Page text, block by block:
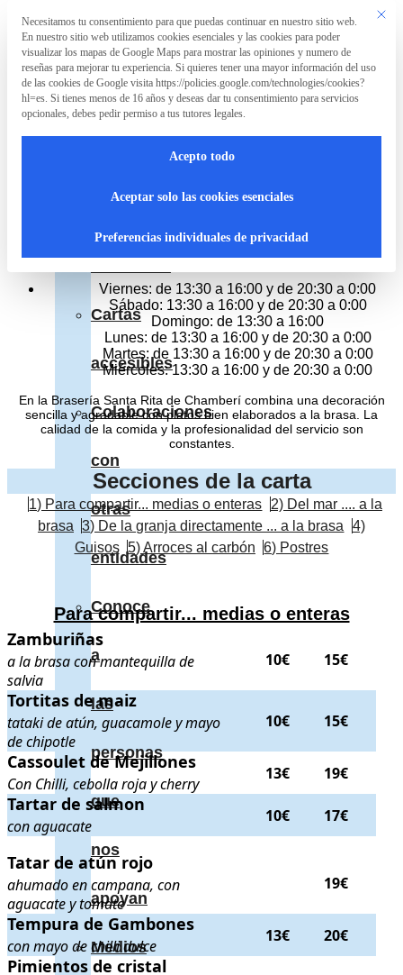
Saltar al contenido principal Saltar al pie de página
La
Asociación
La
Cartas
accesibles
Colaboraciones
con
otras
entidades
Conoce
a
las
personas
que
nos
apoyan
Medios
Brasería Santa Rita
Parrilla
Calle De Sta. Feliciana 16, Madrid
Teléfono 912 220 131
Cerrado
Horario del resto de dias
Viernes: de 13:30 a 16:00 y de 20:30 a 0:00
Sábado: 13:30 a 16:00 y de 20:30 a 0:00
Domingo: de 13:30 a 16:00
Lunes: de 13:30 a 16:00 y de 20:30 a 0:00
Martes: de 13:30 a 16:00 y de 20:30 a 0:00
Miércoles: 13:30 a 16:00 y de 20:30 a 0:00
En la Brasería Santa Rita de Chamberí combina una decoración
sencilla y agradable con platos bien elaborados a la brasa. La
calidad de la comida y la profesionalidad del servicio son
constantes.
Secciones de la carta
1) Para compartir... medias o enteras
2) Del mar .... a la
brasa
3) De la granja directamente ... a la brasa
4)
Guisos 5) Arroces al carbón 6) Postres
Para compartir... medias o enteras
Zamburiñas . a la brasa con mantequilla de salvia
Zamburiñas
a la brasa con mantequilla de
salvia
10€ 15€
Tortitas de maiz . tataki de atún, guacamole y mayo de chipotle
Tortitas de maiz
tataki de atún, guacamole y mayo
de chipotle
10€ 15€
Cassoulet de Mejillones . Con Chilli, cebolla roja y cherry
Cassoulet de Mejillones
Con Chilli, cebolla roja y cherry
13€ 19€
Tartar de salmon . con aguacate
Tartar de salmon
con aguacate
10€ 17€
Tatar de atún rojo . ahumado en campana, con aguacate y
Tatar de atún rojo
ahumado en campana, con
aguacate y tomate
19€
Tempura de Gambones . con mayo de chilli dulce
Tempura de Gambones
con mayo de chilli dulce
13€ 20€
Pimientos de cristal Sweet Palermo
Pimientos de cristal
Este
Preferencia de privacidad
Necesitamos tu consentimiento para que puedas continuar en nuestro sitio web.
En nuestro sitio web utilizamos cookies esenciales y las cookies para poder
visualizar los mapas de Google Maps para mostrar las opiniones y numero de
reseñas para mejorar tu experiencia. Si quieres tener una mayor información del uso
de las cookies de Google visita https://policies.google.com/technologies/cookies?
hl=es. Si tienes menos de 16 años y deseas dar tu consentimiento para servicios
opcionales, debes pedir permiso a tus tutores legales.
Acepto todo
Aceptar solo las cookies esenciales
Preferencias individuales de privacidad